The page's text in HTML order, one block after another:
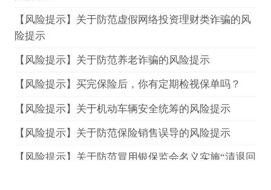
【风险提示】关于防范虚假网络投资理财类诈骗的风
险提示
【风险提示】关于防范养老诈骗的风险提示
【风险提示】买完保险后，你有定期检视保单吗？
【风险提示】关于机动车辆安全统筹的风险提示
【风险提示】关于防范保险销售误导的风险提示
【风险提示】关于防范冒用银保监会名义实施“清退回